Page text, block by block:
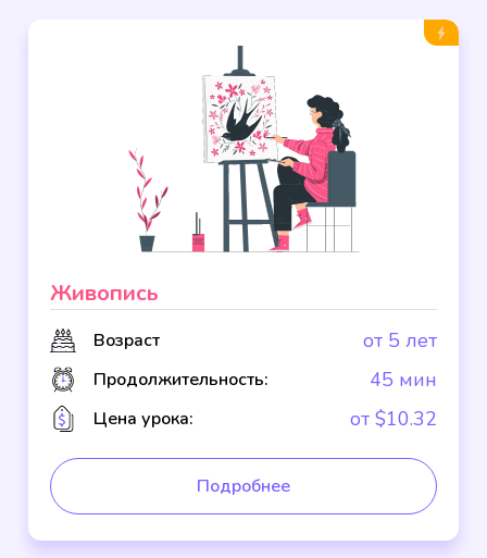
Живопись
Возраст от 5 лет
Продолжительность: 45 мин
Цена урока: от $10.32
Подробнее